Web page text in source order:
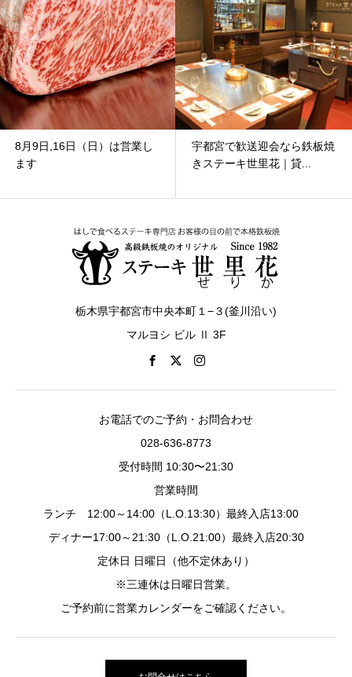
宇都宮で歓送迎会なら鉄板焼
きステーキ世里花｜貸...
8月2日（日）～8月7日
（金）の間、メンテナン...
栃木県宇都宮市中央本町１−３(釜川沿い)
マルヨシ ビル Ⅱ 3F
お電話でのご予約・お問合わせ
028-636-8773
受付時間 10:30〜21:30
営業時間
ランチ 12:00～14:00（L.O.13:30）最終入店13:00
ディナー17:00～21:30（L.O.21:00）最終入店20:30
定休日 日曜日（他不定休あり）
※三連休は日曜日営業。
ご予約前に営業カレンダーをご確認ください。